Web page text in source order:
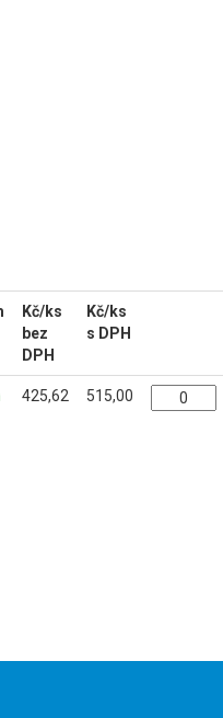
Kč/ks
bez
DPH
Kč/ks
s DPH
425,62 515,00